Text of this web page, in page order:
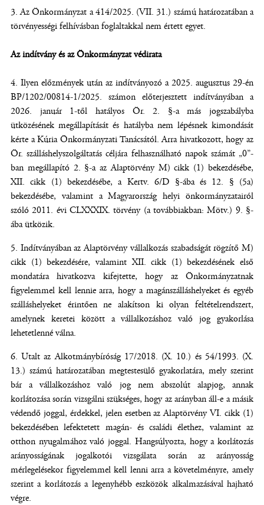
Az Önkormányzat a 414/2025. (VII. 31.) számú határozatában a
törvényességi felhívásban foglaltakkal nem értett egyet.
Az indítvány és az Önkormányzat védirata
Ilyen előzmények után az indítványozó a 2025. augusztus 29-én
BP/1202/00814-1/2025. számon előterjesztett indítványában a
2026. január 1-től hatályos Ör. 2. §-a más jogszabályba
ütközésének megállapítását és hatályba nem lépésnek kimondását
kérte a Kúria Önkormányzati Tanácsától. Arra hivatkozott, hogy az
Ör. szálláshelyszolgáltatás céljára felhasználható napok számát „0”-
ban megállapító 2. §-a az Alaptörvény M) cikk (1) bekezdésébe,
XII. cikk (1) bekezdésébe, a Kertv. 6/D §-ába és 12. § (5a)
bekezdésébe, valamint a Magyarország helyi önkormányzatairól
szóló 2011. évi CLXXXIX. törvény (a továbbiakban: Mötv.) 9. §-
ába ütközik.
Indítványában az Alaptörvény vállalkozás szabadságát rögzítő M)
cikk (1) bekezdésére, valamint XII. cikk (1) bekezdésének első
mondatára hivatkozva kifejtette, hogy az Önkormányzatnak
figyelemmel kell lennie arra, hogy a magánszálláshelyeket és egyéb
szálláshelyeket érintően ne alakítson ki olyan feltételrendszert,
amelynek keretei között a vállalkozáshoz való jog gyakorlása
lehetetlenné válna.
Utalt az Alkotmánybíróság 17/2018. (X. 10.) és 54/1993. (X.
13.) számú határozatában megtestesülő gyakorlatára, mely szerint
bár a vállalkozáshoz való jog nem abszolút alapjog, annak
korlátozása során vizsgálni szükséges, hogy az arányban áll-e a másik
védendő joggal, érdekkel, jelen esetben az Alaptörvény VI. cikk (1)
bekezdésében lefektetett magán- és családi élethez, valamint az
otthon nyugalmához való joggal. Hangsúlyozta, hogy a korlátozás
arányosságának jogalkotói vizsgálata során az arányosság
mérlegelésekor figyelemmel kell lenni arra a követelményre, amely
szerint a korlátozás a legenyhébb eszközök alkalmazásával hajható
végre.